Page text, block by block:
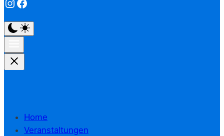
Home
Veranstaltungen